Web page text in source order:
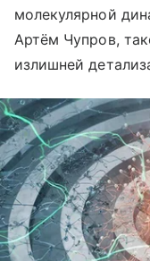
молекулярной
Артём Чупров,
излишней